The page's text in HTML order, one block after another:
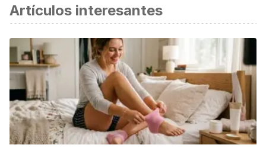
Artículos interesantes